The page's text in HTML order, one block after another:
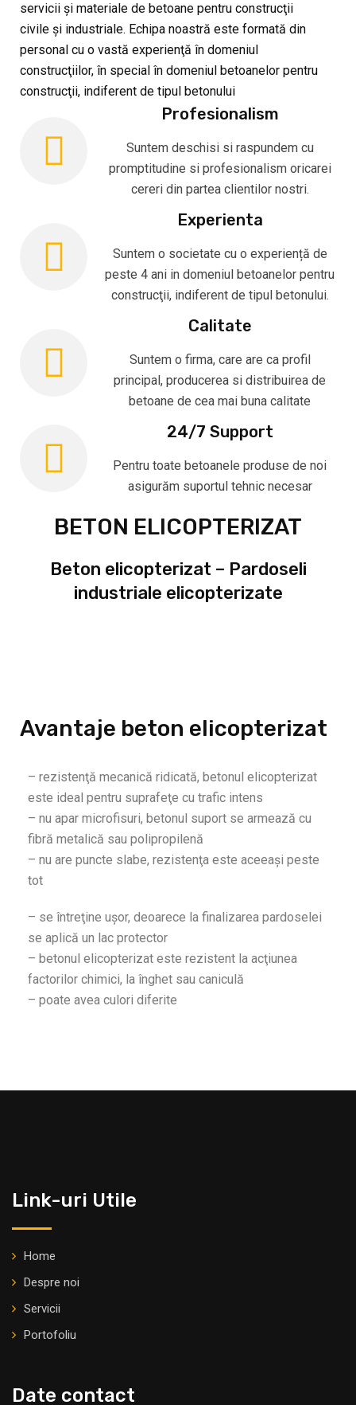
servicii şi materiale de betoane pentru construcţii
civile şi industriale. Echipa noastră este formată din
personal cu o vastă experienţă în domeniul
construcţiilor, în special în domeniul betoanelor pentru
construcţii, indiferent de tipul betonului
Profesionalism
Suntem deschisi si raspundem cu
promptitudine si profesionalism oricarei
cereri din partea clientilor nostri.
Experienta
Suntem o societate cu o experiență de
peste 4 ani in domeniul betoanelor pentru
construcţii, indiferent de tipul betonului.
Calitate
Suntem o firma, care are ca profil
principal, producerea si distribuirea de
betoane de cea mai buna calitate
24/7 Support
Pentru toate betoanele produse de noi
asigurăm suportul tehnic necesar
BETON ELICOPTERIZAT
Beton elicopterizat – Pardoseli
industriale elicopterizate
Avantaje beton elicopterizat
– rezistenţă mecanică ridicată, betonul elicopterizat
este ideal pentru suprafeţe cu trafic intens
– nu apar microfisuri, betonul suport se armează cu
fibră metalică sau polipropilenă
– nu are puncte slabe, rezistenţa este aceeaşi peste
tot
– se întreţine uşor, deoarece la finalizarea pardoselei
se aplică un lac protector
– betonul elicopterizat este rezistent la acţiunea
factorilor chimici, la înghet sau caniculă
– poate avea culori diferite
Link-uri Utile
Home
Despre noi
Servicii
Portofoliu
Date contact